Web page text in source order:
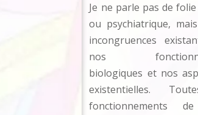
Je ne parle pas de
ou psychiatrique,
incongruences
nos
biologiques et nos
existentielles.
fonctionnements